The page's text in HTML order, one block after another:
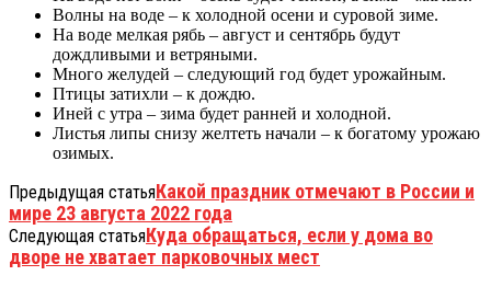
Волны на воде – к холодной осени и суровой зиме.
На воде мелкая рябь – август и сентябрь будут
дождливыми и ветряными.
Много желудей – следующий год будет урожайным.
Птицы затихли – к дождю.
Иней с утра – зима будет ранней и холодной.
Листья липы снизу желтеть начали – к богатому урожаю
озимых.
Предыдущая статьяКакой праздник отмечают в России и
мире 23 августа 2022 года
Следующая статьяКуда обращаться, если у дома во
дворе не хватает парковочных мест